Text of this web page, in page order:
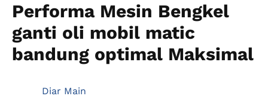
Performa Mesin Bengkel
ganti oli mobil matic
bandung optimal Maksimal
Diar Main